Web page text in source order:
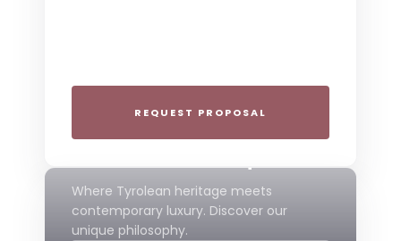
REQUEST PROPOSAL
THE 4-STAR SPIRIT
Where Tyrolean heritage meets
contemporary luxury. Discover our
unique philosophy.